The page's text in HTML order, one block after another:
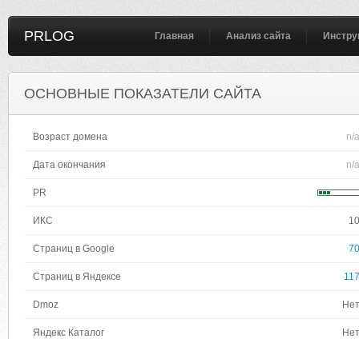
PRLOG Главная Анализ сайта
ОСНОВНЫЕ ПОКАЗАТЕЛИ САЙТА
Возраст домена n/a
Дата окончания n/a
PR
ИКС 10
Страниц в Google 70
Страниц в Яндексе 117
Dmoz Нет
Яндекс Каталог Нет